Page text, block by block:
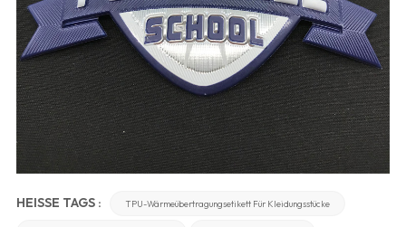
HEISSE TAGS : TPU-Wärmeübertragungsetikett Für Kleidungsstücke